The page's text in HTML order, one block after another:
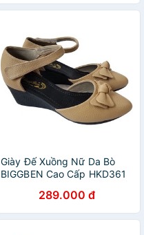
Giày Đế Xuồng Nữ Da Bò
BIGGBEN Cao Cấp HKD361
289.000 đ